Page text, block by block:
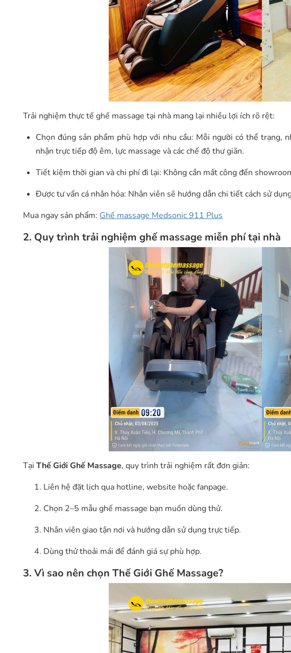
Trải nghiệm thực tế ghế massage tại nhà mang lại nhiều lợi ích rõ rệt:
Chọn đúng sản phẩm phù hợp với nhu cầu: Mỗi người có thể trạng,
nhận trực tiếp độ êm, lực massage và các chế độ thư giãn.
Tiết kiệm thời gian và chi phí đi lại: Không cần mất công đến
Được tư vấn cá nhân hóa: Nhân viên sẽ hướng dẫn chi tiết cách sử
Mua ngay sản phẩm: Ghế massage Medsonic 911 Plus
2. Quy trình trải nghiệm ghế massage miễn phí tại nhà
Tại Thế Giới Ghế Massage, quy trình trải nghiệm rất đơn giản:
Liên hệ đặt lịch qua hotline, website hoặc fanpage.
Chọn 2–5 mẫu ghế massage bạn muốn dùng thử.
Nhân viên giao tận nơi và hướng dẫn sử dụng trực tiếp.
Dùng thử thoải mái để đánh giá sự phù hợp.
3. Vì sao nên chọn Thế Giới Ghế Massage?